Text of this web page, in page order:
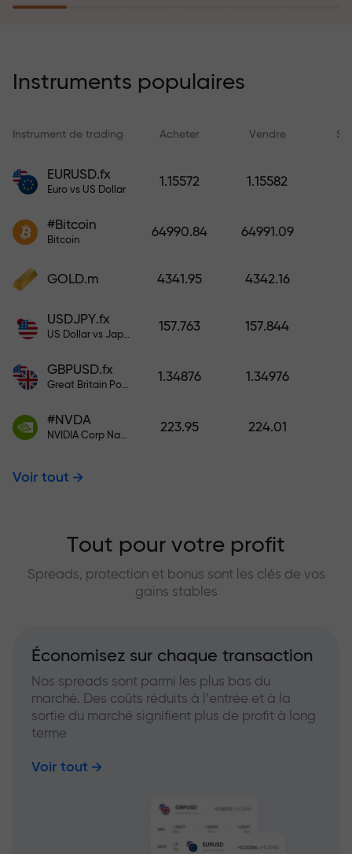
rêves simplement en effectuant un
risques rembourse vos pertes et
garantit un triplement des profits
tranquillité — votre capital est
dépôt. X1000 n’est pas une erreur.
Instruments populaires
Instrument de trading Acheter Vendre
EURUSD.fx
Euro vs US Dollar
1.15572 1.15582
#Bitcoin
Bitcoin
64990.84 64991.09
GOLD.m 4341.95 4342.16
USDJPY.fx
US Dollar vs Japanese Yen
157.763 157.844
GBPUSD.fx
Great Britain Pound vs US Dollar
1.34876 1.34976
#NVDA
NVIDIA Corp Nasdaq Stock Exchange (Nasdaq) USD
223.95 224.01
Voir tout
Tout pour votre profit
Spreads, protection et bonus sont les clés de vos
gains stables
Économisez sur chaque transaction
Nos spreads sont parmi les plus bas du
marché. Des coûts réduits à l’entrée et à la
sortie du marché signifient plus de profit à long
terme
Voir tout